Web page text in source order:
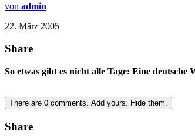
von admin
22. März 2005
Share
So etwas gibt es nicht alle Tage: Eine
There are 0 comments. Add yours. Hide them.
Share